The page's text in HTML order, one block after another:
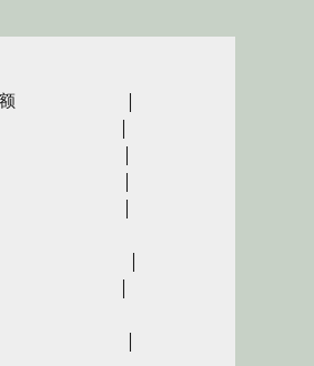
　　　　　　 │
　　　　　　│
　　　　　　│
　　　　　　│
　　　　　　│
　　　　　　│